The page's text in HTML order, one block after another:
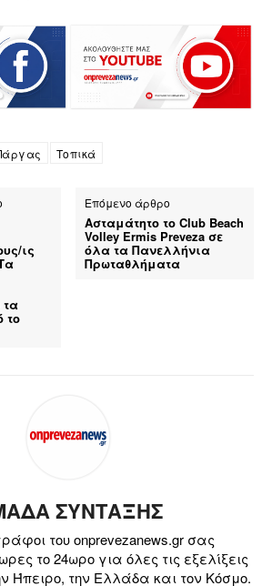
Τοπικά
ις
τα
το
Επόμενο άρθρο
Ασταμάτητο το Club Beach
Volley Ermis Preveza σε
όλα τα Πανελλήνια
Πρωταθλήματα
ΣΥΝΤΑΞΗΣ
του onprevezanews.gr σας
το 24ωρο για όλες τις εξελίξεις
Ήπειρο, την Ελλάδα και τον Κόσμο.